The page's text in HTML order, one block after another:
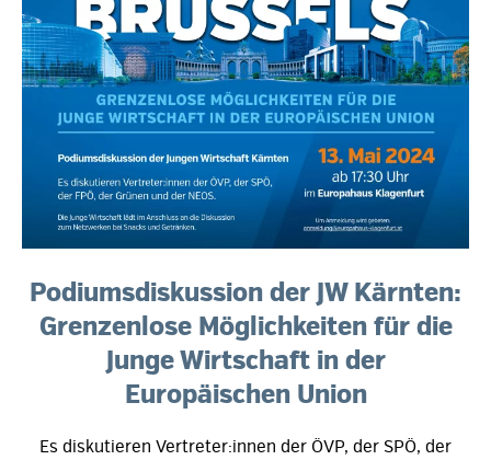
Podiumsdiskussion der JW Kärnten:
Grenzenlose Möglichkeiten für die
Junge Wirtschaft in der
Europäischen Union
Es diskutieren Vertreter:innen der ÖVP, der SPÖ, der